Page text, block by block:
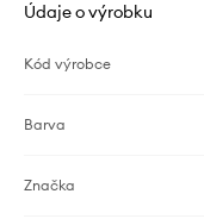
Údaje o výrobku
Kód výrobce
Barva
Značka